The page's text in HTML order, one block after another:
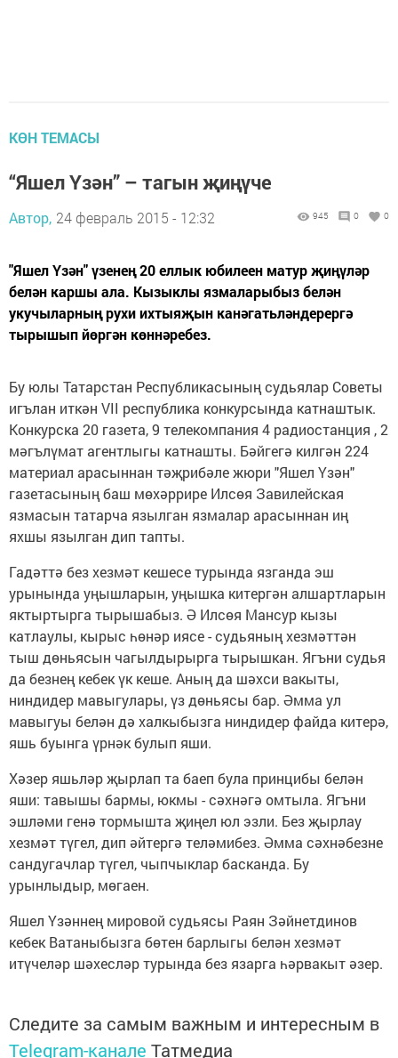
КӨН ТЕМАСЫ
“Яшел Үзән” – тагын җиңүче
Автор, 24 февраль 2015 - 12:32 945 0 0
"Яшел Үзән" үзенең 20 еллык юбилеен матур җиңүләр
белән каршы ала. Кызыклы язмаларыбыз белән
укучыларның рухи ихтыяҗын канәгатьләндерергә
тырышып йөргән көннәребез.
Бу юлы Татарстан Республикасының судьялар Советы
игълан иткән VII республика конкурсында катнаштык.
Конкурска 20 газета, 9 телекомпания 4 радиостанция , 2
мәгълүмат агентлыгы катнашты. Бәйгегә килгән 224
материал арасыннан тәҗрибәле жюри "Яшел Үзән"
газетасының баш мөхәррире Илсөя Завилейская
язмасын татарча язылган язмалар арасыннан иң
яхшы язылган дип тапты.
Гадәттә без хезмәт кешесе турында язганда эш
урынында уңышларын, уңышка китергән алшартларын
яктыртырга тырышабыз. Ә Илсөя Мансур кызы
катлаулы, кырыс һөнәр иясе - судьяның хезмәттән
тыш дөньясын чагылдырырга тырышкан. Ягъни судья
да безнең кебек үк кеше. Аның да шәхси вакыты,
ниндидер мавыгулары, үз дөньясы бар. Әмма ул
мавыгуы белән дә халкыбызга ниндидер файда китерә,
яшь буынга үрнәк булып яши.
Хәзер яшьләр җырлап та баеп була принцибы белән
яши: тавышы бармы, юкмы - сәхнәгә омтыла. Ягъни
эшләми генә тормышта җиңел юл эзли. Без җырлау
хезмәт түгел, дип әйтергә теләмибез. Әмма сәхнәбезне
сандугачлар түгел, чыпчыклар басканда. Бу
урынлыдыр, мөгаен.
Яшел Үзәннең мировой судьясы Раян Зәйнетдинов
кебек Ватаныбызга бөтен барлыгы белән хезмәт
итүчеләр шәхесләр турында без язарга һәрвакыт әзер.
Следите за самым важным и интересным в
Telegram-канале Татмедиа